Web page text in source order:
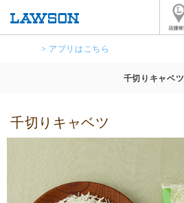
> アプリはこちら
千切りキャベツ
千切りキャベツ